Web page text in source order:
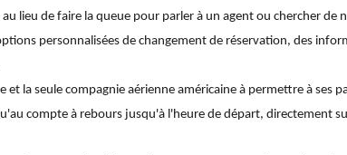
lieu de faire la queue pour parler à un agent ou chercher de
personnalisées de changement de réservation, des
la seule compagnie aérienne américaine à permettre à ses
compte à rebours jusqu'à l'heure de départ, directement